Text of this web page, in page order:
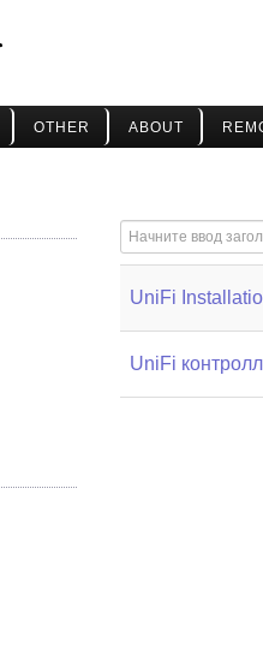
OTHER ABOUT
Начните ввод
UniFi
UniFi